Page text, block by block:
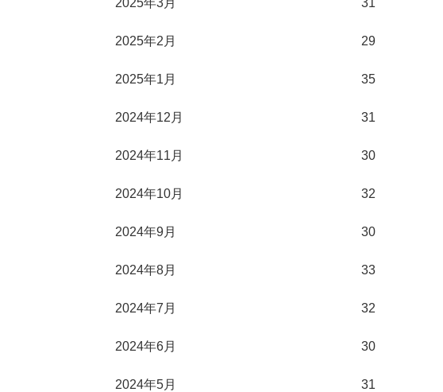
2025年3月 31
2025年2月 29
2025年1月 35
2024年12月 31
2024年11月 30
2024年10月 32
2024年9月 30
2024年8月 33
2024年7月 32
2024年6月 30
2024年5月 31